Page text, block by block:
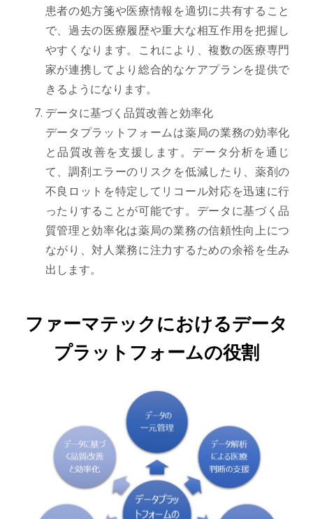
患者の処方箋や医療情報を適切に共有すること
で、過去の医療履歴や重大な相互作用を把握し
やすくなります。これにより、複数の医療専門
家が連携してより総合的なケアプランを提供で
きるようになります。
データに基づく品質改善と効率化
データプラットフォームは薬局の業務の効率化
と品質改善を支援します。データ分析を通じ
て、調剤エラーのリスクを低減したり、薬剤の
不良ロットを特定してリコール対応を迅速に行
ったりすることが可能です。データに基づく品
質管理と効率化は薬局の業務の信頼性向上につ
ながり、対人業務に注力するための余裕を生み
出します。
ファーマテックにおけるデータ
プラットフォームの役割